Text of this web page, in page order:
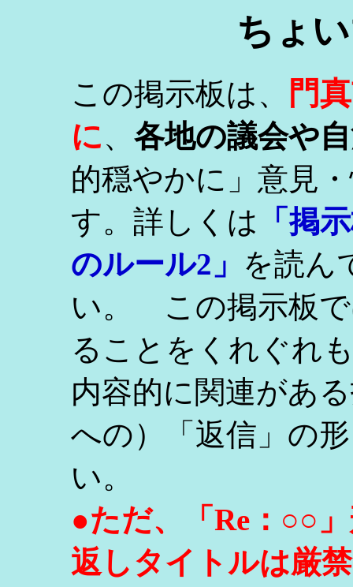
ちょ
この掲示板は、
門
に、 各地の議会や
的穏やかに」意見
す。詳しくは
「掲
のルール2」 を読ん
い。 この掲示板で
ることをくれぐれ
内容的に関連があ
への）「返信」の
い。
●ただ、「Re：○○
返しタイトルは厳